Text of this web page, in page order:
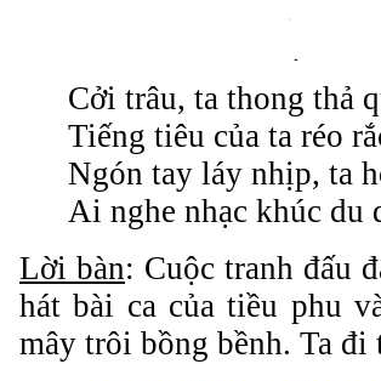
Cởi trâu, ta thong thả
Tiếng tiêu của ta réo
Ngón tay láy nhịp, ta
Ai nghe nhạc khúc du
Lời bàn: Cuộc tranh đấu
hát bài ca của tiều phu
mây trôi bồng bềnh. Ta